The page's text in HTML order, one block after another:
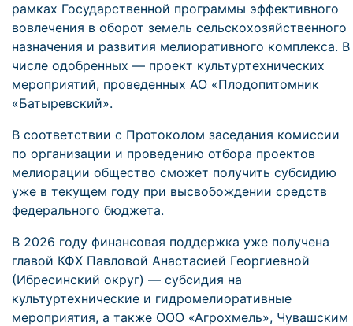
рамках Государственной программы эффективного
вовлечения в оборот земель сельскохозяйственного
назначения и развития мелиоративного комплекса. В
числе одобренных — проект культуртехнических
мероприятий, проведенных АО «Плодопитомник
«Батыревский».
В соответствии с Протоколом заседания комиссии
по организации и проведению отбора проектов
мелиорации общество сможет получить субсидию
уже в текущем году при высвобождении средств
федерального бюджета.
В 2026 году финансовая поддержка уже получена
главой КФХ Павловой Анастасией Георгиевной
(Ибресинский округ) — субсидия на
культуртехнические и гидромелиоративные
мероприятия, а также ООО «Агрохмель», Чувашским